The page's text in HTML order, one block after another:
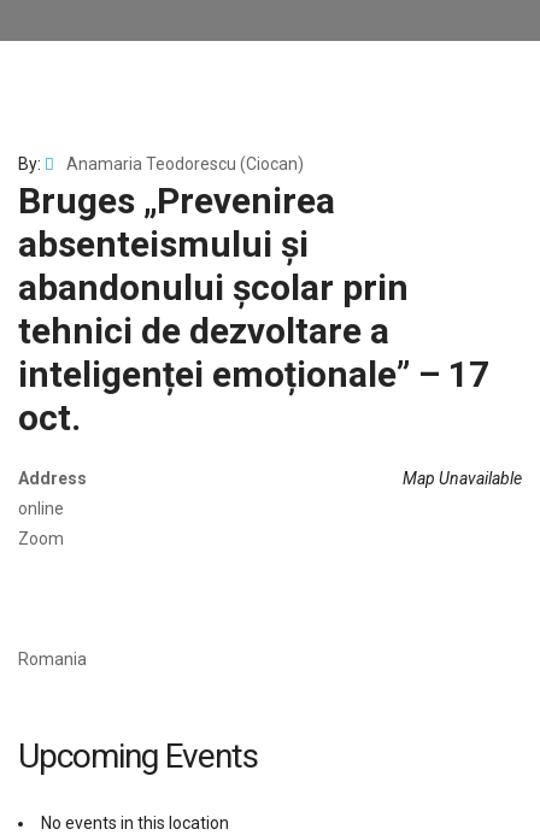
By: Anamaria Teodorescu (Ciocan)
Bruges „Prevenirea
absenteismului și
abandonului școlar prin
tehnici de dezvoltare a
inteligenței emoționale” – 17
oct.
Map Unavailable
Address
online
Zoom
Romania
Upcoming Events
No events in this location